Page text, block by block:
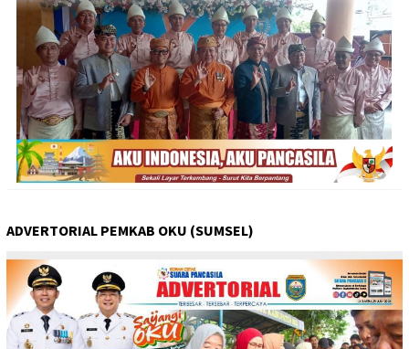
ADVERTORIAL PEMKAB OKU (SUMSEL)